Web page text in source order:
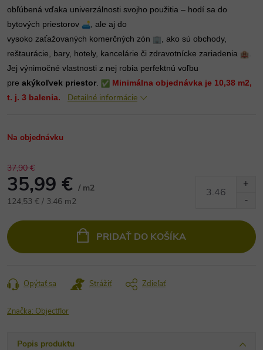
obľúbená vďaka univerzálnosti svojho použitia – hodí sa do
bytových priestorov
, ale aj do
vysoko zaťažovaných komerčných zón
, ako sú obchody,
reštaurácie, bary, hotely, kancelárie či zdravotnícke zariadenia
Jej výnimočné vlastnosti z nej robia perfektnú voľbu
pre akýkoľvek priestor
Minimálna objednávka je 10,38 m2,
t. j. 3 balenia.
Detailné informácie
Na objednávku
37,90 €
35,99 € / m2
Jednotková
124,53 € / 3.46 m2
PRIDAŤ DO KOŠÍKA
Opýtať sa Strážiť Zdieľať
Značka: Objectflor
Popis produktu